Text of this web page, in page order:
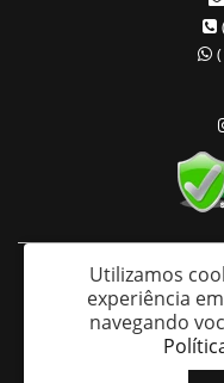
White Head Tattoo
Av. São Francisco 373
White
Utilizamos
experiência
navegando